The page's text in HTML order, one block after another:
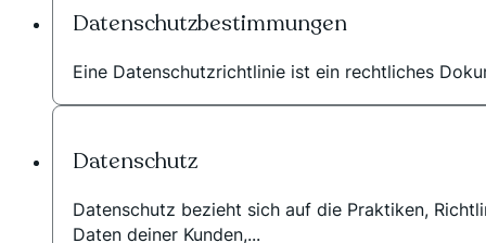
Datenschutzbestimmungen
Eine Datenschutzrichtlinie ist ein rechtliches
Datenschutz
Datenschutz bezieht sich auf die Praktiken,
Daten deiner Kunden,...